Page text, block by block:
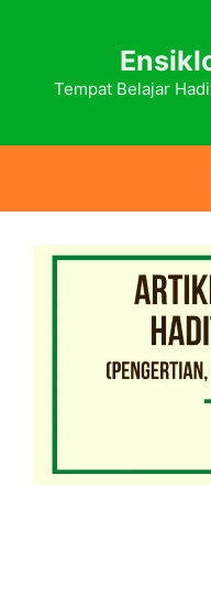
Tempat Belajar